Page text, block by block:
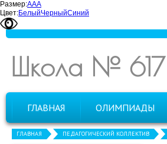
Размер:ААА
Цвет:БелыйЧерныйСиний
Школа № 617
ГЛАВНАЯ ОЛИМПИАДЫ
ГЛАВНАЯ ПЕДАГОГИЧЕСКИЙ КОЛЛЕКТИВ